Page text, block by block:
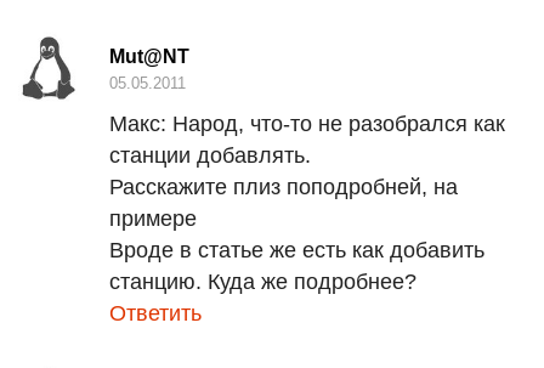
Mut@NT
05.05.2011
Макс: Народ, что-то не разобрался как
станции добавлять.
Расскажите плиз поподробней, на
примере
Вроде в статье же есть как добавить
станцию. Куда же подробнее?
Ответить